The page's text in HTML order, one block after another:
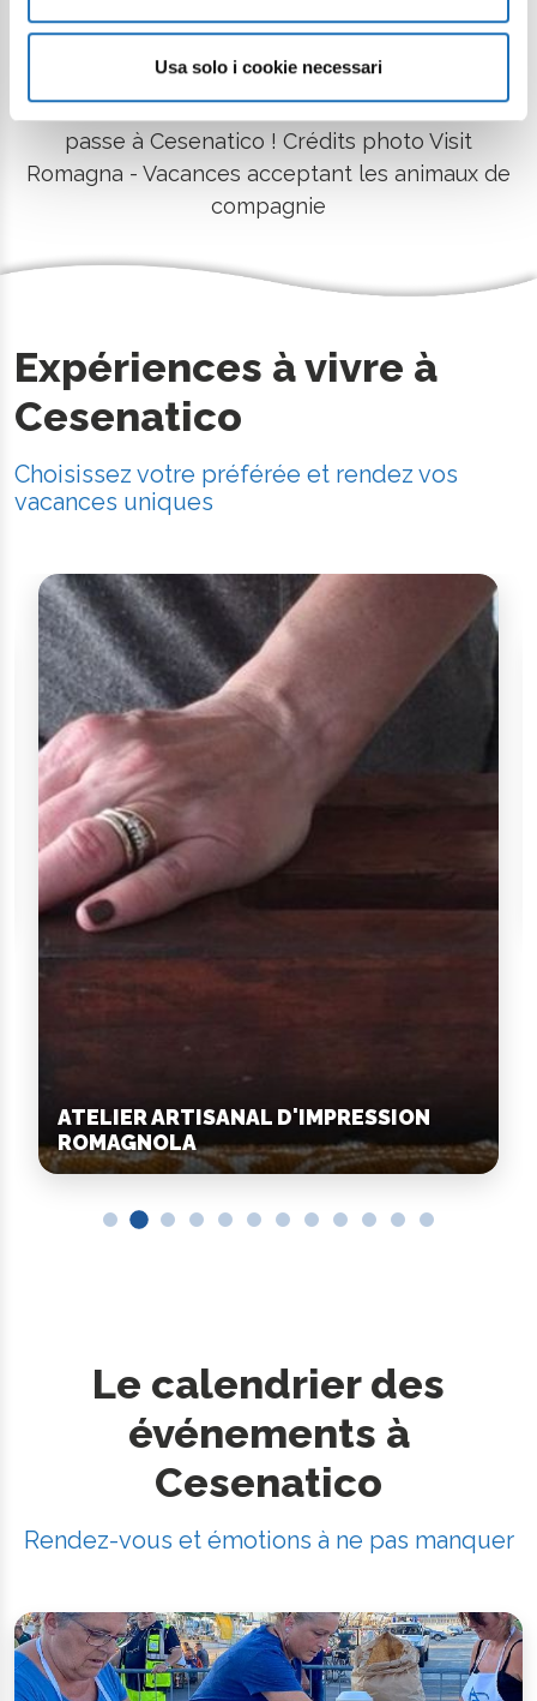
Usa solo i cookie necessari
offres spéciales, des forfaits et de nombreuses
activités pour rendre vos vacances encore plus
riches et amusantes. Découvrez tout ce qui se
passe à Cesenatico ! Crédits photo Visit
Romagna - Vacances acceptant les animaux de
compagnie
Expériences à vivre à
Cesenatico
Choisissez votre préférée et rendez vos
vacances uniques
ATELIER ARTISANAL D'IMPRESSION
ROMAGNOLA
Le calendrier des
événements à
Cesenatico
Rendez-vous et émotions à ne pas manquer